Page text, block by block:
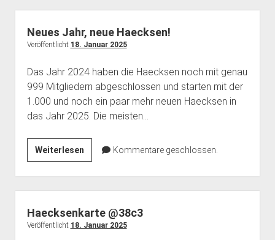
–
#cfc25
Neues Jahr, neue Haecksen!
Veröffentlicht 18. Januar 2025
Das Jahr 2024 haben die Haecksen noch mit genau
999 Mitgliedern abgeschlossen und starten mit der
1.000 und noch ein paar mehr neuen Haecksen in
das Jahr 2025. Die meisten…
WeiterlesenNeues
Jahr,
neue
Haecksen!
Kommentare geschlossen.
Haecksenkarte @38c3
Veröffentlicht 18. Januar 2025